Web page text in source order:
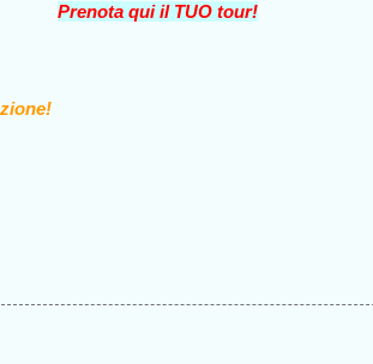
Prenota qui il TUO tour!